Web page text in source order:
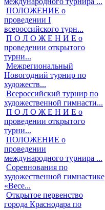
ПОЛОЖЕНИЕ о
проведении I
всероссийского турн...
П О Л О Ж Е Н И Е о
проведении открытого
турни...
Межрегиональный
Новогодний турнир по
художеств...
Всероссийский турнир по
художественной гимнасти...
П О Л О Ж Е Н И Е о
проведении открытого
турни...
ПОЛОЖЕНИЕ о
проведении
международного турнира ...
Соревнования по
художественной гимнастике
«Весе...
Открытое первенство
города Краснодара по